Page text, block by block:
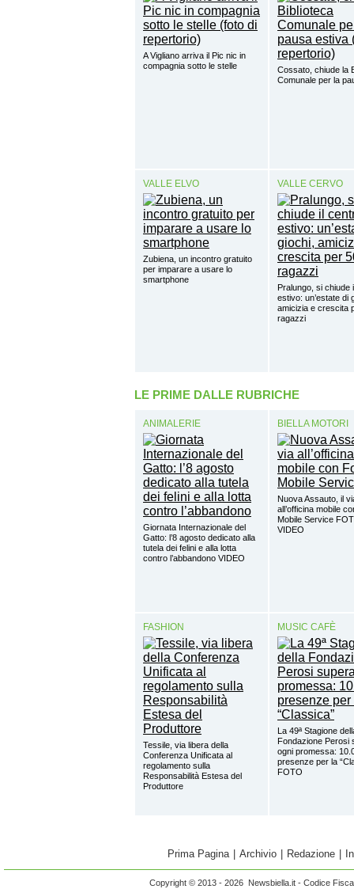
A Vigliano arriva il Pic nic in
compagnia sotto le stelle
Cossato, chiude la
Comunale per la
VALLE ELVO
Zubiena, un incontro gratuito
per imparare a usare lo
smartphone
VALLE CERVO
Pralungo, si chiude
estivo: un’estate di
amicizia e crescita
ragazzi
LE PRIME DALLE RUBRICHE
ANIMALERIE
Giornata Internazionale del
Gatto: l’8 agosto dedicato alla
tutela dei felini e alla lotta
contro l’abbandono VIDEO
BIELLA MOTORI
Nuova Assauto, il
all’officina mobile
Mobile Service
VIDEO
FASHION
Tessile, via libera della
Conferenza Unificata al
regolamento sulla
Responsabilità Estesa del
Produttore
MUSIC CAFÈ
La 49ª Stagione
Fondazione Perosi
ogni promessa:
presenze per la
FOTO
Prima Pagina Archivio Redazione
Copyright © 2013 - 2026 Newsbiella.it - Codice